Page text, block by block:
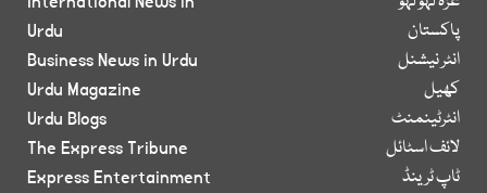
پاکستان
انٹر نیشنل
کھیل
انٹرٹینمنٹ
لائف اسٹائل
ٹاپ ٹرینڈ
Urdu
Business News in Urdu
Urdu Magazine
Urdu Blogs
The Express Tribune
Express Entertainment